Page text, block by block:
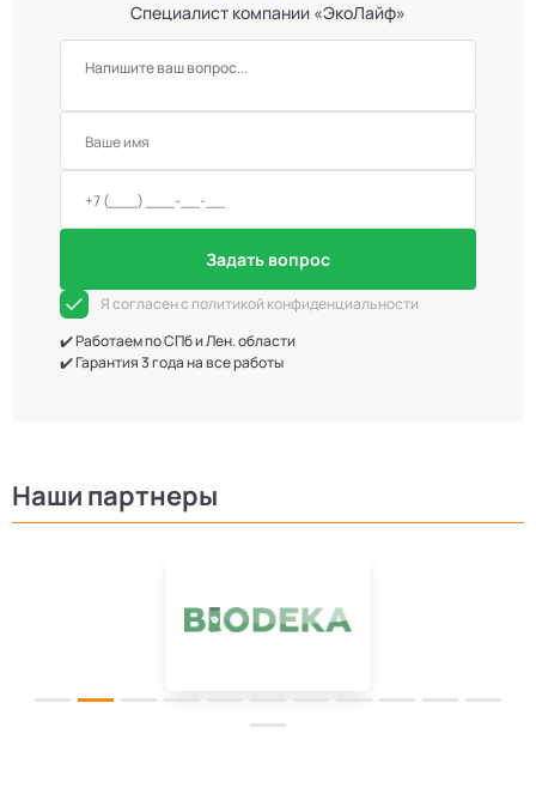
Специалист компании «ЭкоЛайф»
Задать вопрос
Я согласен с политикой конфиденциальности
✔️ Работаем по СПб и Лен. области
✔️ Гарантия 3 года на все работы
Наши партнеры